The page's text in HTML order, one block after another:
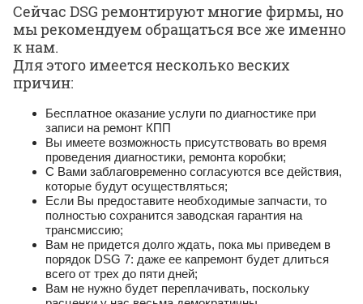
Сейчас DSG ремонтируют многие фирмы, но
мы рекомендуем обращаться все же именно
к нам.
Для этого имеется несколько веских
причин:
Бесплатное оказание услуги по диагностике при
записи на ремонт КПП
Вы имеете возможность присутствовать во время
проведения диагностики, ремонта коробки;
С Вами заблаговременно согласуются все действия,
которые будут осуществляться;
Если Вы предоставите необходимые запчасти, то
полностью сохранится заводская гарантия на
трансмиссию;
Вам не придется долго ждать, пока мы приведем в
порядок DSG 7: даже ее капремонт будет длиться
всего от трех до пяти дней;
Вам не нужно будет переплачивать, поскольку